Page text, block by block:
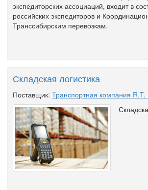
экспедиторских ассоциаций, входит в
российских экспедиторов и
Транссибирским перевозкам.
Складская логистика
Поставщик: Транспортная компания R.T.